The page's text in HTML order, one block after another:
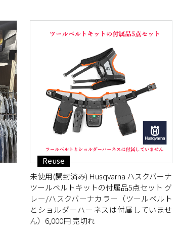
Reuse
未使用(開封済み) Husqvarna ハスクバーナ
ツールベルトキットの付属品5点セット グ
レー/ハスクバーナカラー（ツールベルト
とショルダーハーネスは付属していませ
ん）6,000円 売切れ